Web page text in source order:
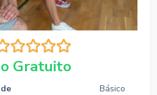
Gratuito
Básico